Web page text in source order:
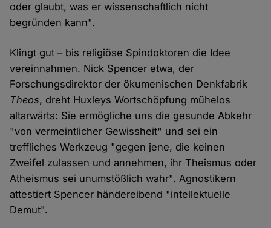
oder glaubt, was er wissenschaftlich nicht
begründen kann".
Klingt gut – bis religiöse Spindoktoren die Idee
vereinnahmen. Nick Spencer etwa, der
Forschungsdirektor der ökumenischen Denkfabrik
Theos, dreht Huxleys Wortschöpfung mühelos
altarwärts: Sie ermögliche uns die gesunde Abkehr
"von vermeintlicher Gewissheit" und sei ein
treffliches Werkzeug "gegen jene, die keinen
Zweifel zulassen und annehmen, ihr Theismus oder
Atheismus sei unumstößlich wahr". Agnostikern
attestiert Spencer händereibend "intellektuelle
Demut".